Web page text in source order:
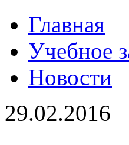
Главная
Учебное
Новости
29.02.2016